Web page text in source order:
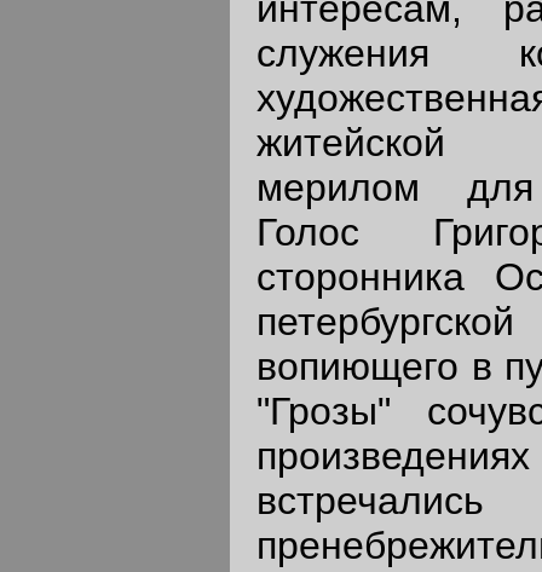
служения
житейской
мерилом
Голос
сторонника
вопиющего в
"Грозы"